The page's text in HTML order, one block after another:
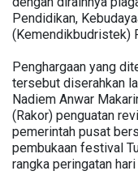
Pendidikan,
(Kemendikbudristek)
Penghargaan yang
tersebut diserahkan
Nadiem Anwar
(Rakor) penguatan
pemerintah pusat
pembukaan festival
rangka peringatan